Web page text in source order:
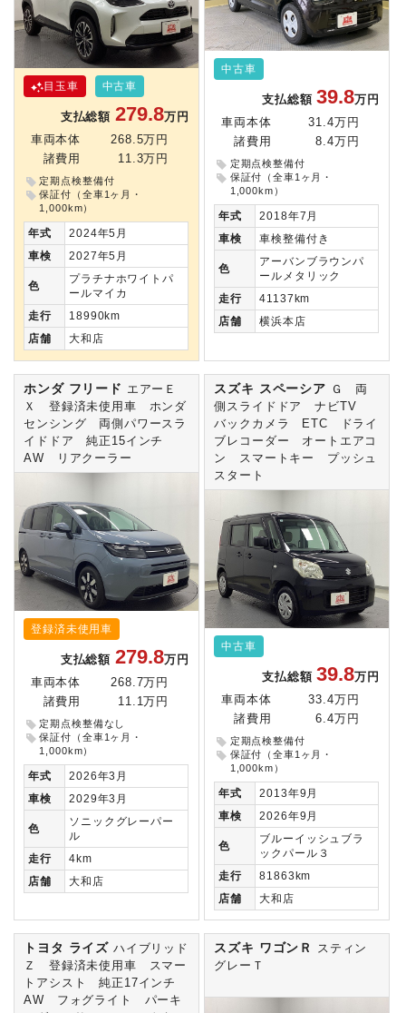
目玉車 中古車
支払総額 279.8万円
車両本体
268.5万円
諸費用
11.3万円
定期点検整備付
保証付（全車1ヶ月・
1,000km）
年式
2024年5月
車検
2027年5月
色
プラチナホワイトパ
ールマイカ
走行
18990km
店舗
大和店
中古車
支払総額39.8万円
車両本体
31.4万円
諸費用
8.4万円
定期点検整備付
保証付（全車1ヶ月・
1,000km）
年式
2018年7月
車検
車検整備付き
色
アーバンブラウンパ
ールメタリック
走行
41137km
店舗
横浜本店
ホンダ フリード エアーＥ
Ｘ 登録済未使用車 ホンダ
センシング 両側パワースラ
イドドア 純正15インチ
AW リアクーラー
登録済未使用車
支払総額 279.8万円
車両本体
268.7万円
諸費用
11.1万円
定期点検整備なし
保証付（全車1ヶ月・
1,000km）
年式
2026年3月
車検
2029年3月
色
ソニックグレーパー
ル
走行
4km
店舗
大和店
スズキ スペーシア
Ｇ 両
側スライドドア ナビTV
バックカメラ ETC ドライ
ブレコーダー オートエアコ
ン スマートキー プッシュ
スタート
中古車
支払総額39.8万円
車両本体
33.4万円
諸費用
6.4万円
定期点検整備付
保証付（全車1ヶ月・
1,000km）
年式
2013年9月
車検
2026年9月
色
ブルーイッシュブラ
ックパール３
走行
81863km
店舗
大和店
トヨタ ライズ ハイブリッド
Ｚ 登録済未使用車 スマー
トアシスト 純正17インチ
AW フォグライト パーキ
スズキ ワゴンＲ
スティン
グレーＴ